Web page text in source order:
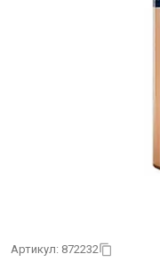
Артикул: 872232